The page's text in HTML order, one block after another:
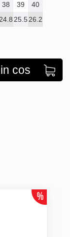
38 39
40
24.8 25.526.2
cos